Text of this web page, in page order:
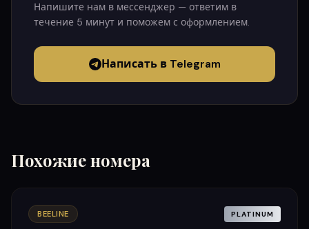
Напишите нам в мессенджер — ответим в
течение 5 минут и поможем с оформлением.
Написать в Telegram
Похожие номера
BEELINE PLATINUM